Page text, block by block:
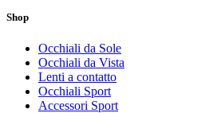
Shop
Occhiali da Sole
Occhiali da Vista
Lenti a contatto
Occhiali Sport
Accessori Sport